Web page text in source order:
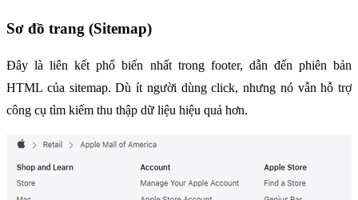
Sơ đồ trang (Sitemap)
Đây là liên kết phổ biến nhất trong footer, dẫn đến phiên bản
HTML của sitemap. Dù ít người dùng click, nhưng nó vẫn hỗ trợ
công cụ tìm kiếm thu thập dữ liệu hiệu quả hơn.